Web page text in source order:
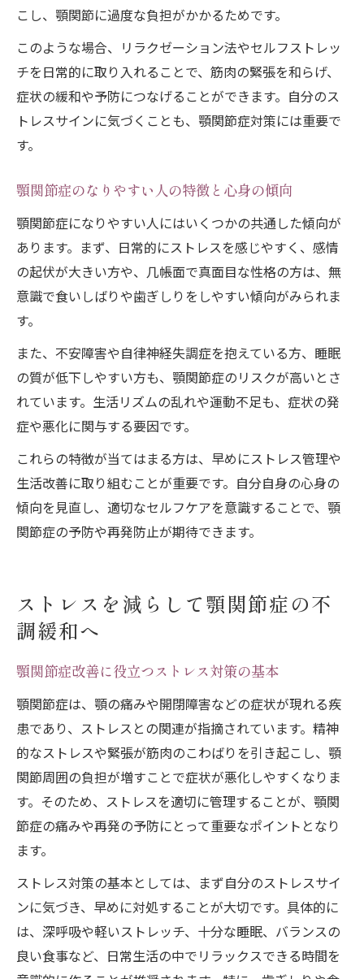
こし、顎関節に過度な負担がかかるためです。
このような場合、リラクゼーション法やセルフストレッ
チを日常的に取り入れることで、筋肉の緊張を和らげ、
症状の緩和や予防につなげることができます。自分のス
トレスサインに気づくことも、顎関節症対策には重要で
す。
顎関節症のなりやすい人の特徴と心身の傾向
顎関節症になりやすい人にはいくつかの共通した傾向が
あります。まず、日常的にストレスを感じやすく、感情
の起伏が大きい方や、几帳面で真面目な性格の方は、無
意識で食いしばりや歯ぎしりをしやすい傾向がみられま
す。
また、不安障害や自律神経失調症を抱えている方、睡眠
の質が低下しやすい方も、顎関節症のリスクが高いとさ
れています。生活リズムの乱れや運動不足も、症状の発
症や悪化に関与する要因です。
これらの特徴が当てはまる方は、早めにストレス管理や
生活改善に取り組むことが重要です。自分自身の心身の
傾向を見直し、適切なセルフケアを意識することで、顎
関節症の予防や再発防止が期待できます。
ストレスを減らして顎関節症の不
調緩和へ
顎関節症改善に役立つストレス対策の基本
顎関節症は、顎の痛みや開閉障害などの症状が現れる疾
患であり、ストレスとの関連が指摘されています。精神
的なストレスや緊張が筋肉のこわばりを引き起こし、顎
関節周囲の負担が増すことで症状が悪化しやすくなりま
す。そのため、ストレスを適切に管理することが、顎関
節症の痛みや再発の予防にとって重要なポイントとなり
ます。
ストレス対策の基本としては、まず自分のストレスサイ
ンに気づき、早めに対処することが大切です。具体的に
は、深呼吸や軽いストレッチ、十分な睡眠、バランスの
良い食事など、日常生活の中でリラックスできる時間を